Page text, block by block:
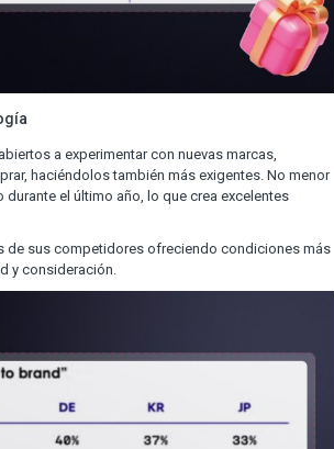
a experimentar con nuevas marcas,
haciéndolos también más exigentes. No menor
el último año, lo que crea excelentes
de sus competidores ofreciendo condiciones más
y consideración.